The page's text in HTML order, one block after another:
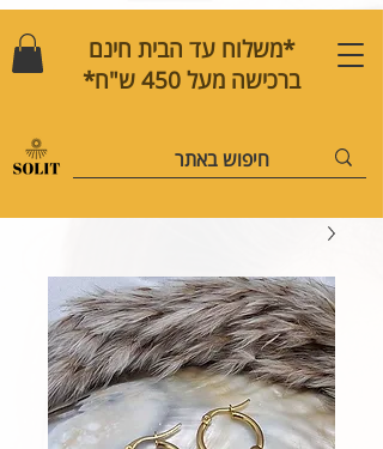
*משלוח עד הבית חינם
ברכישה מעל 450 ש"ח*